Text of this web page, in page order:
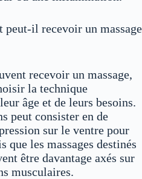
peut-il recevoir un massage
recevoir un massage,
la technique
âge et de leurs besoins.
peut consister en de
sur le ventre pour
les massages destinés
être davantage axés sur
musculaires.